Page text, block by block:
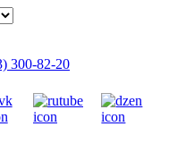
300-82-20